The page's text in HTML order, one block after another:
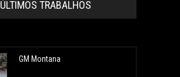
ÚLTIMOS TRABALHOS
GM Montana